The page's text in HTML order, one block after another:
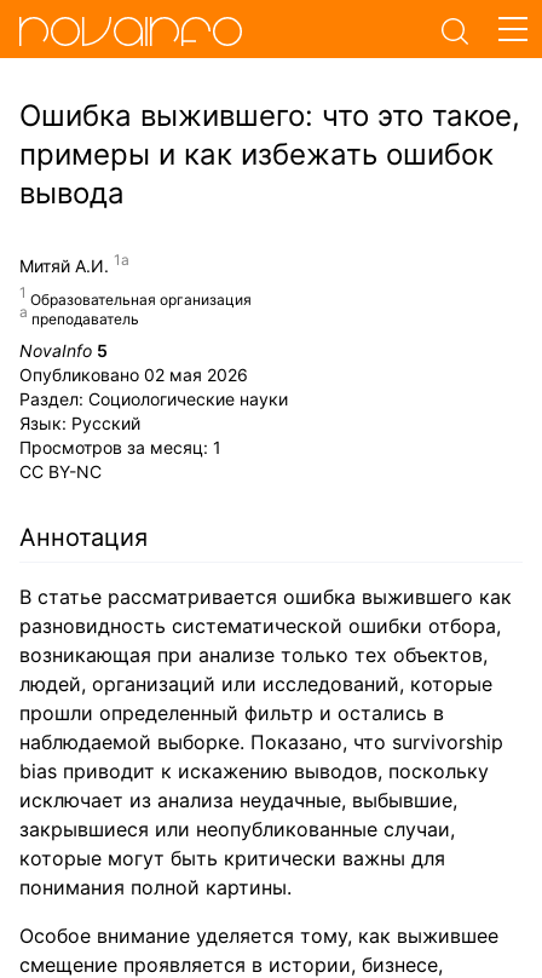
Ошибка выжившего: что это такое,
примеры и как избежать ошибок
вывода
Митяй А.И.
Образовательная организация
преподаватель
NovaInfo 5
Опубликовано 02 мая 2026
Раздел: Социологические науки
Язык: Русский
Просмотров за месяц: 1
CC BY-NC
Аннотация
В статье рассматривается ошибка выжившего как
разновидность систематической ошибки отбора,
возникающая при анализе только тех объектов,
людей, организаций или исследований, которые
прошли определенный фильтр и остались в
наблюдаемой выборке. Показано, что survivorship
bias приводит к искажению выводов, поскольку
исключает из анализа неудачные, выбывшие,
закрывшиеся или неопубликованные случаи,
которые могут быть критически важны для
понимания полной картины.
Особое внимание уделяется тому, как выжившее
смещение проявляется в истории, бизнесе,